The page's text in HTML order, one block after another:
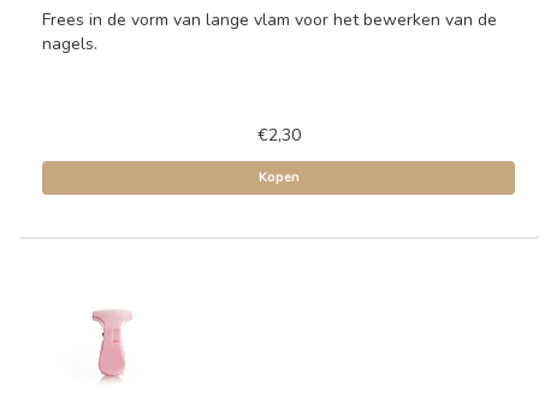
Frees in de vorm van lange vlam voor het bewerken van de
nagels.
€2,30
Kopen